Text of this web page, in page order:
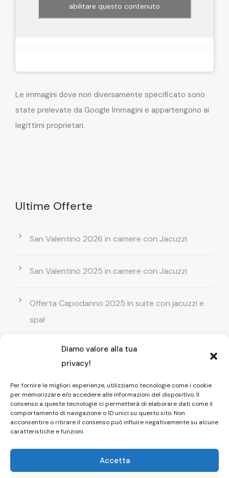
Diamo valore alla tua
privacy!
Per fornire le migliori esperienze, utilizziamo tecnologie come i cookie
per memorizzare e/o accedere alle informazioni del dispositivo. Il
consenso a queste tecnologie ci permetterà di elaborare dati come il
comportamento di navigazione o ID unici su questo sito. Non
acconsentire o ritirare il consenso può influire negativamente su alcune
caratteristiche e funzioni.
Accetta
abilitare questo contenuto
Le immagini dove non diversamente specificato sono
state prelevate da Google Immagini e appartengono ai
legittimi proprietari.
Ultime Offerte
San Valentino 2026 in camere con Jacuzzi
San Valentino 2025 in camere con Jacuzzi
Offerta Capodanno 2025 in suite con jacuzzi e
spa!
Offerta Natale in camera con vasca
idromassaggio ! Prenota il tuo relax esclusivo
Entrata GRATUITA in Piscina esterna! Il tuo relax
di coppia